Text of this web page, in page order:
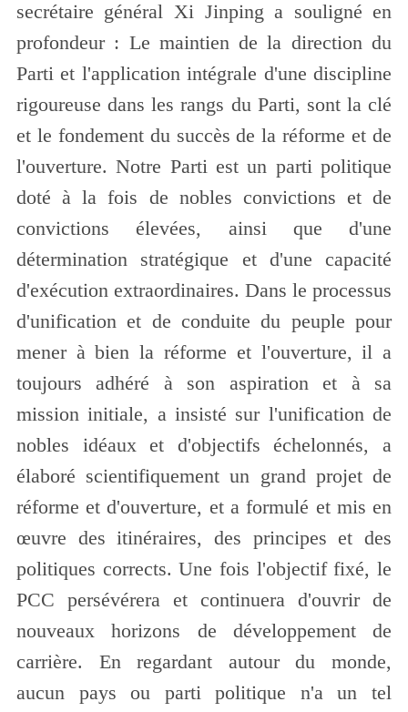
secrétaire général Xi Jinping a souligné en
profondeur : Le maintien de la direction du
Parti et l'application intégrale d'une discipline
rigoureuse dans les rangs du Parti, sont la clé
et le fondement du succès de la réforme et de
l'ouverture. Notre Parti est un parti politique
doté à la fois de nobles convictions et de
convictions élevées, ainsi que d'une
détermination stratégique et d'une capacité
d'exécution extraordinaires. Dans le processus
d'unification et de conduite du peuple pour
mener à bien la réforme et l'ouverture, il a
toujours adhéré à son aspiration et à sa
mission initiale, a insisté sur l'unification de
nobles idéaux et d'objectifs échelonnés, a
élaboré scientifiquement un grand projet de
réforme et d'ouverture, et a formulé et mis en
œuvre des itinéraires, des principes et des
politiques corrects. Une fois l'objectif fixé, le
PCC persévérera et continuera d'ouvrir de
nouveaux horizons de développement de
carrière. En regardant autour du monde,
aucun pays ou parti politique n'a un tel